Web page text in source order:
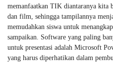
memanfaatkan TIK diantaranya kita
dan film, sehingga tampilannya
memudahkan siswa untuk
sampaikan. Software yang paling
untuk presentasi adalah Microsoft
yang harus diperhatikan dalam